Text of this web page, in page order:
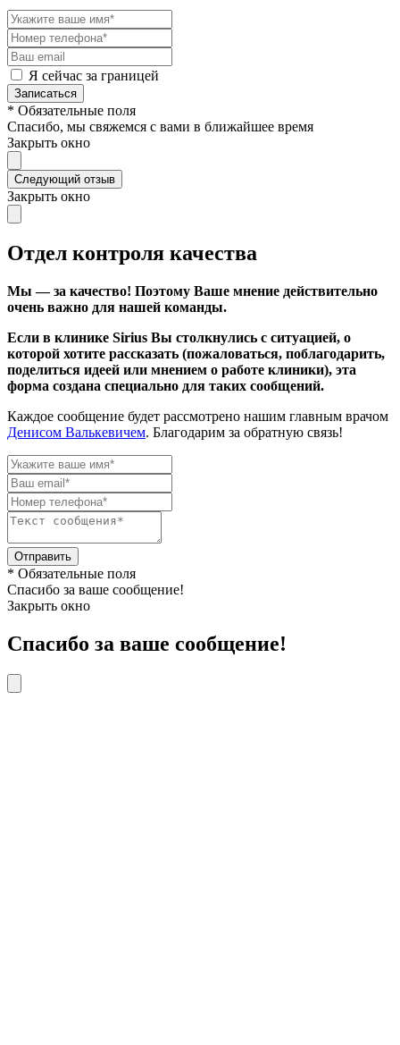
Я сейчас за границей
Записаться
* Обязательные поля
Спасибо, мы свяжемся с вами в ближайшее время
Закрыть окно
Следующий отзыв
Закрыть окно
Отдел контроля качества
Мы — за качество! Поэтому Ваше мнение действительно
очень важно для нашей команды.
Если в клинике Sirius Вы столкнулись с ситуацией, о
которой хотите рассказать (пожаловаться, поблагодарить,
поделиться идеей или мнением о работе клиники), эта
форма создана специально для таких сообщений.
Каждое сообщение будет рассмотрено нашим главным врачом
Денисом Валькевичем. Благодарим за обратную связь!
Отправить
* Обязательные поля
Спасибо за ваше сообщение!
Закрыть окно
Спасибо за ваше сообщение!